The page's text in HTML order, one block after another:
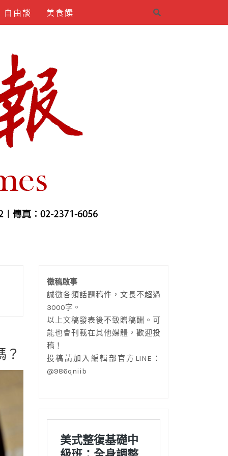
自由談 美食饌
？
徵稿啟事
誠徵各類話題稿件，文長不超過
3000字。
以上文稿發表後不致贈稿酬。可
能也會刊載在其他媒體，歡迎投
稿！
投稿請加入編輯部官方LINE：
@986qniib